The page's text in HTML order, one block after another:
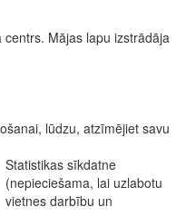
Mājas lapu izstrādāja
lūdzu, atzīmējiet savu
Statistikas sīkdatne
(nepieciešama, lai uzlabotu
vietnes darbību un